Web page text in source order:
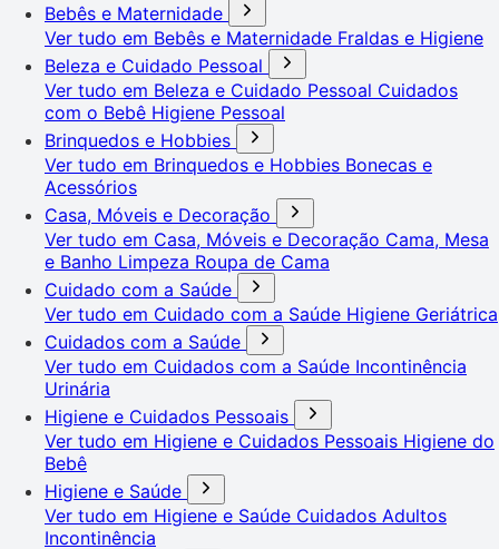
Bebês e Maternidade
Ver tudo em Bebês e Maternidade Fraldas e Higiene
Beleza e Cuidado Pessoal
Ver tudo em Beleza e Cuidado Pessoal Cuidados
com o Bebê Higiene Pessoal
Brinquedos e Hobbies
Ver tudo em Brinquedos e Hobbies Bonecas e
Acessórios
Casa, Móveis e Decoração
Ver tudo em Casa, Móveis e Decoração Cama, Mesa
e Banho Limpeza Roupa de Cama
Cuidado com a Saúde
Ver tudo em Cuidado com a Saúde Higiene Geriátrica
Cuidados com a Saúde
Ver tudo em Cuidados com a Saúde Incontinência
Urinária
Higiene e Cuidados Pessoais
Ver tudo em Higiene e Cuidados Pessoais Higiene do
Bebê
Higiene e Saúde
Ver tudo em Higiene e Saúde Cuidados Adultos
Incontinência